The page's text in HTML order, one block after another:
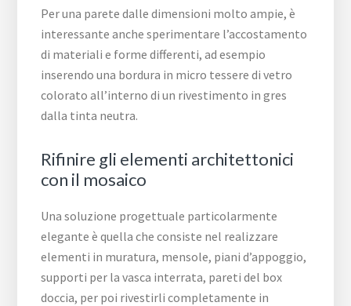
Per una parete dalle dimensioni molto ampie, è
interessante anche sperimentare l’accostamento
di materiali e forme differenti, ad esempio
inserendo una bordura in micro tessere di vetro
colorato all’interno di un rivestimento in gres
dalla tinta neutra.
Rifinire gli elementi architettonici
con il mosaico
Una soluzione progettuale particolarmente
elegante è quella che consiste nel realizzare
elementi in muratura, mensole, piani d’appoggio,
supporti per la vasca interrata, pareti del box
doccia, per poi rivestirli completamente in